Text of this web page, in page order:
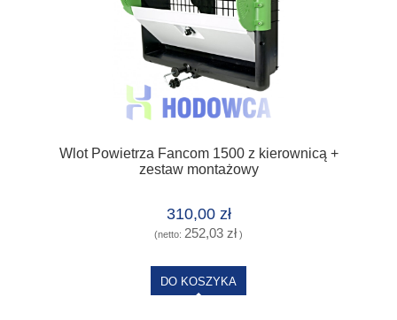
Wlot Powietrza Fancom 1500 z kierownicą +
zestaw montażowy
310,00 zł
(netto: 252,03 zł)
DO KOSZYKA